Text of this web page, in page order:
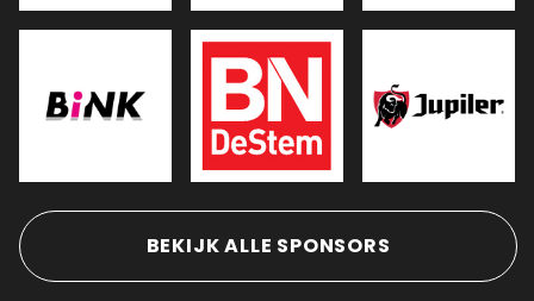
BEKIJK ALLE SPONSORS